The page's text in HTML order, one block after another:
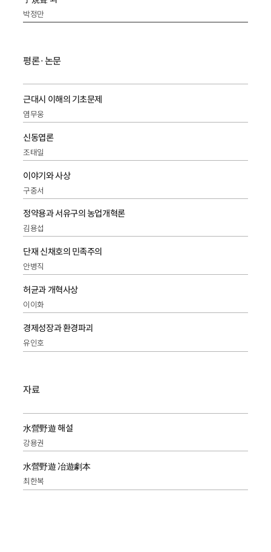
박정만
평론·논문
근대시 이해의 기초문제
염무웅
신동엽론
조태일
이야기와 사상
구중서
정약용과 서유구의 농업개혁론
김용섭
단재 신채호의 민족주의
안병직
허균과 개혁사상
이이화
경제성장과 환경파괴
유인호
자료
水營野遊 해설
강용권
水營野遊 冶遊劇本
최한복